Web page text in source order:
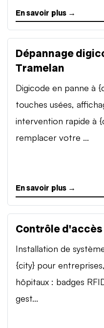
En savoir plus →
Dépannage
Tramelan
Digicode en panne à
touches usées,
intervention rapide à
remplacer votre ...
En savoir plus →
Contrôle
Installation de
{city} pour
hôpitaux : badges
gest...